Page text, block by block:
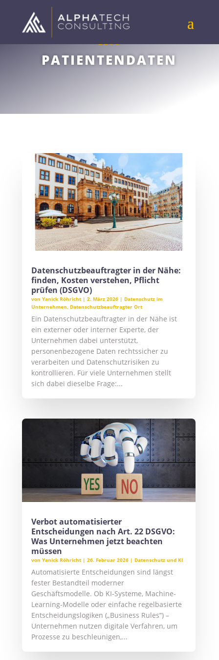
PATIENTENDATEN
Datenschutzbeauftragter in der Nähe:
finden, Kosten verstehen, Pflicht
prüfen (DSGVO)
von Yanick Röhricht| 2. März 2026| Datenschutz im
Unternehmen, Datenschutzbeauftragter Ort
Ein Datenschutzbeauftragter in der Nähe ist
ein externer oder interner Experte, der
Unternehmen dabei unterstützt,
personenbezogene Daten rechtssicher zu
verarbeiten und Datenschutzrisiken zu
kontrollieren. Für viele Unternehmen stellt
sich dabei dieselbe Frage:...
Verbot automatisierter
Entscheidungen nach Art. 22 DSGVO:
Was Unternehmen jetzt beachten
müssen
von Yanick Röhricht| 26. Februar 2026| Datenschutz und KI
Automatisierte Entscheidungen sind längst
fester Bestandteil moderner
Geschäftsmodelle. Ob KI-Systeme, Machine-
Learning-Modelle oder einfache regelbasierte
Entscheidungslogiken („Business Rules“) –
Unternehmen nutzen digitale Verfahren, um
Prozesse zu beschleunigen,...